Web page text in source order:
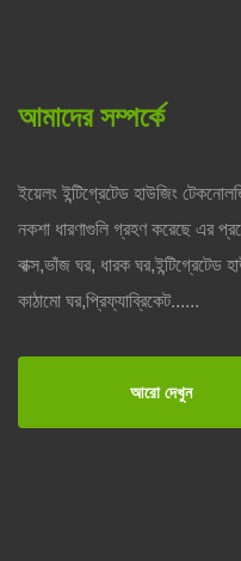
আমাদের সম্পর্কে
ইয়েলং ইন্টিগ্রেটেড হাউজিং
নকশা ধারণাগুলি গ্রহণ করেছে এর
বাক্স,ভাঁজ ঘর, ধারক ঘর,ইন্টিগ্রেটেড
কাঠামো ঘর,প্রিফ্যাব্রিকেট......
আরো দেখুন